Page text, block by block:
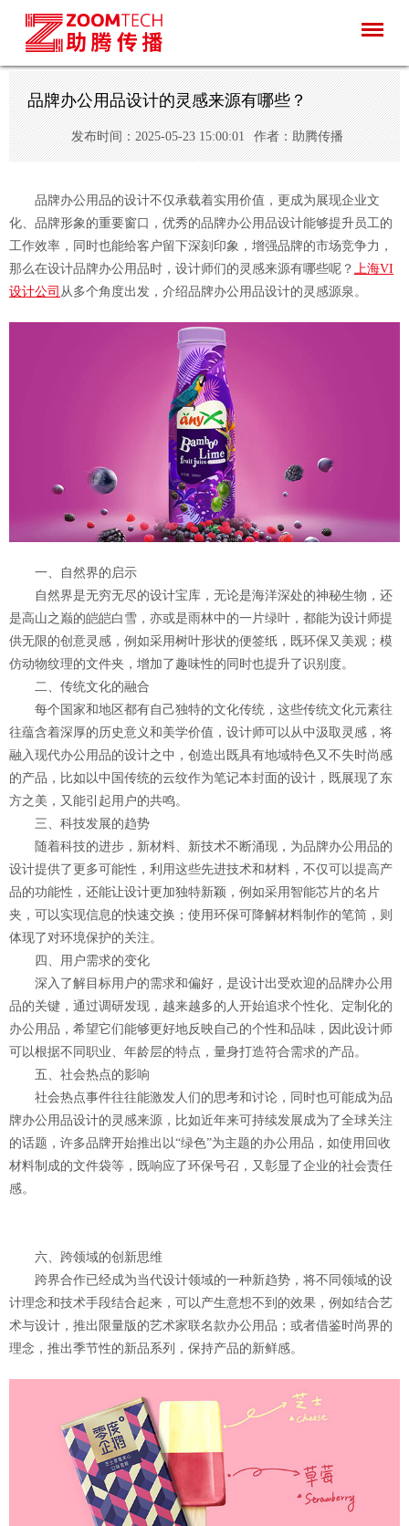
品牌办公用品设计的灵感来源有哪些？
发布时间：2025-05-23 15:00:01 作者：助腾传播
品牌办公用品的设计不仅承载着实用价值，更成为展现企业文
化、品牌形象的重要窗口，优秀的品牌办公用品设计能够提升员工的
工作效率，同时也能给客户留下深刻印象，增强品牌的市场竞争力，
那么在设计品牌办公用品时，设计师们的灵感来源有哪些呢？ 上海VI
设计公司 从多个角度出发，介绍品牌办公用品设计的灵感源泉。
一、自然界的启示
自然界是无穷无尽的设计宝库，无论是海洋深处的神秘生物，还
是高山之巅的皑皑白雪，亦或是雨林中的一片绿叶，都能为设计师提
供无限的创意灵感，例如采用树叶形状的便签纸，既环保又美观；模
仿动物纹理的文件夹，增加了趣味性的同时也提升了识别度。
二、传统文化的融合
每个国家和地区都有自己独特的文化传统，这些传统文化元素往
往蕴含着深厚的历史意义和美学价值，设计师可以从中汲取灵感，将
融入现代办公用品的设计之中，创造出既具有地域特色又不失时尚感
的产品，比如以中国传统的云纹作为笔记本封面的设计，既展现了东
方之美，又能引起用户的共鸣。
三、科技发展的趋势
随着科技的进步，新材料、新技术不断涌现，为品牌办公用品的
设计提供了更多可能性，利用这些先进技术和材料，不仅可以提高产
品的功能性，还能让设计更加独特新颖，例如采用智能芯片的名片
夹，可以实现信息的快速交换；使用环保可降解材料制作的笔筒，则
体现了对环境保护的关注。
四、用户需求的变化
深入了解目标用户的需求和偏好，是设计出受欢迎的品牌办公用
品的关键，通过调研发现，越来越多的人开始追求个性化、定制化的
办公用品，希望它们能够更好地反映自己的个性和品味，因此设计师
可以根据不同职业、年龄层的特点，量身打造符合需求的产品。
五、社会热点的影响
社会热点事件往往能激发人们的思考和讨论，同时也可能成为品
牌办公用品设计的灵感来源，比如近年来可持续发展成为了全球关注
的话题，许多品牌开始推出以“绿色”为主题的办公用品，如使用回收
材料制成的文件袋等，既响应了环保号召，又彰显了企业的社会责任
感。
六、跨领域的创新思维
跨界合作已经成为当代设计领域的一种新趋势，将不同领域的设
计理念和技术手段结合起来，可以产生意想不到的效果，例如结合艺
术与设计，推出限量版的艺术家联名款办公用品；或者借鉴时尚界的
理念，推出季节性的新品系列，保持产品的新鲜感。